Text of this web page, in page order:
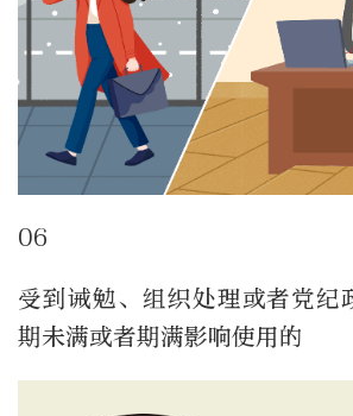
06
受到诫勉、组织处理或者党纪
期未满或者期满影响使用的